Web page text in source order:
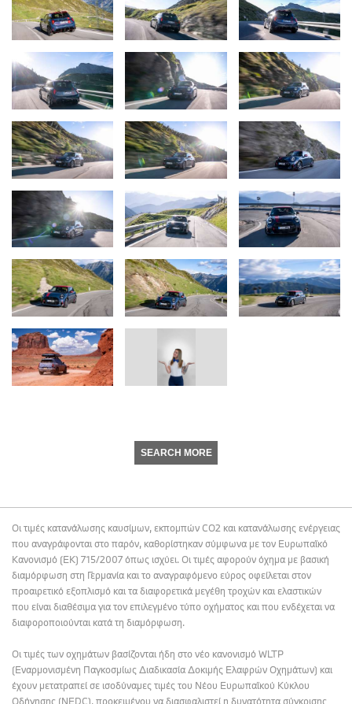
SEARCH MORE
Οι τιμές κατανάλωσης καυσίμων, εκπομπών CO2 και κατανάλωσης ενέργειας
που αναγράφονται στο παρόν, καθορίστηκαν σύμφωνα με τον Ευρωπαϊκό
Κανονισμό (ΕΚ) 715/2007 όπως ισχύει. Οι τιμές αφορούν όχημα με βασική
διαμόρφωση στη Γερμανία και το αναγραφόμενο εύρος οφείλεται στον
προαιρετικό εξοπλισμό και τα διαφορετικά μεγέθη τροχών και ελαστικών
που είναι διαθέσιμα για τον επιλεγμένο τύπο οχήματος και που ενδέχεται να
διαφοροποιούνται κατά τη διαμόρφωση.
Οι τιμές των οχημάτων βασίζονται ήδη στο νέο κανονισμό WLTP
(Εναρμονισμένη Παγκοσμίως Διαδικασία Δοκιμής Ελαφρών Οχημάτων) και
έχουν μετατραπεί σε ισοδύναμες τιμές του Νέου Ευρωπαϊκού Κύκλου
Οδήγησης (NEDC), προκειμένου να διασφαλιστεί η δυνατότητα σύγκρισης